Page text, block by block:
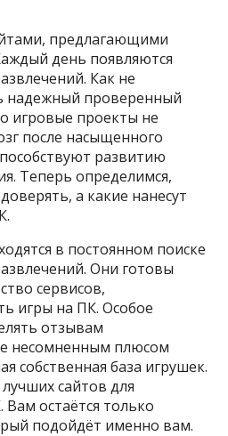
предлагающими
день появляются
Как не
надежный проверенный
игровые проекты не
после насыщенного
развитию
Теперь определимся,
а какие нанесут
в постоянном поиске
Они готовы
сервисов,
игры на ПК. Особое
отзывам
несомненным плюсом
собственная база игрушек.
сайтов для
Вам остаётся только
подойдёт именно вам.